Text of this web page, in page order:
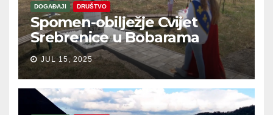
DOGAĐAJI DRUŠTVO
Spomen-obilježje Cvijet
Srebrenice u Bobarama
JUL 15, 2025